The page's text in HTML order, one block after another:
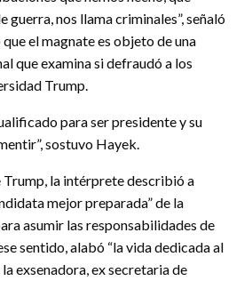
guerra, nos llama criminales”, señaló
el magnate es objeto de una
que examina si defraudó a los
Trump.
para ser presidente y su
sostuvo Hayek.
Trump, la intérprete describió a
mejor preparada” de la
asumir las responsabilidades de
sentido, alabó “la vida dedicada al
exsenadora, ex secretaria de